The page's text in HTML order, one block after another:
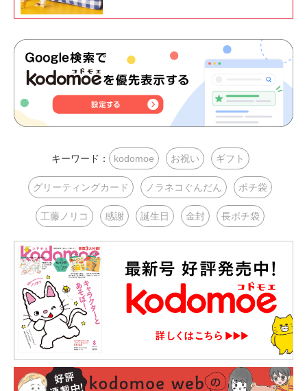
キーワード： kodomoe お祝い ギフト
グリーティングカード ノラネコぐんだん ポチ袋
工藤ノリコ 感謝 誕生日 金封 長ポチ袋